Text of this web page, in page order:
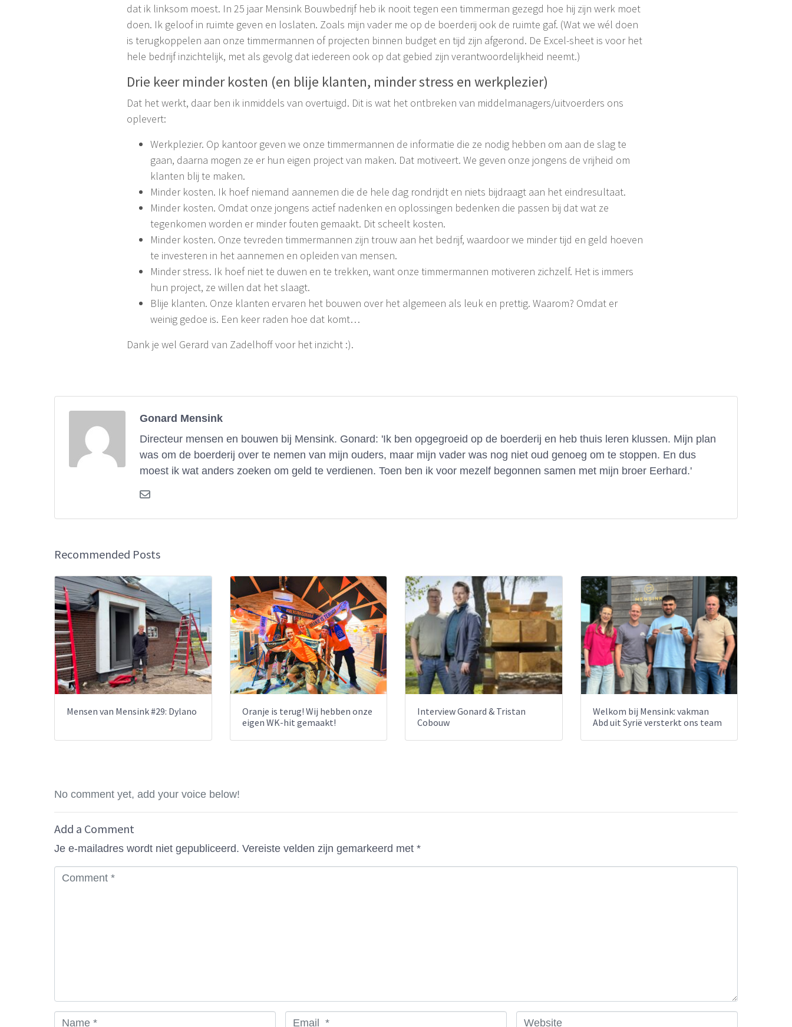
dat ik linksom moest. In 25 jaar Mensink Bouwbedrijf heb ik nooit tegen een timmerman gezegd hoe hij zijn werk moet
doen. Ik geloof in ruimte geven en loslaten. Zoals mijn vader me op de boerderij ook de ruimte gaf. (Wat we wél doen
is terugkoppelen aan onze timmermannen of projecten binnen budget en tijd zijn afgerond. De Excel-sheet is voor het
hele bedrijf inzichtelijk, met als gevolg dat iedereen ook op dat gebied zijn verantwoordelijkheid neemt.)
Drie keer minder kosten (en blije klanten, minder stress en werkplezier)
Dat het werkt, daar ben ik inmiddels van overtuigd. Dit is wat het ontbreken van middelmanagers/uitvoerders ons
oplevert:
Werkplezier. Op kantoor geven we onze timmermannen de informatie die ze nodig hebben om aan de slag te
gaan, daarna mogen ze er hun eigen project van maken. Dat motiveert. We geven onze jongens de vrijheid om
klanten blij te maken.
Minder kosten. Ik hoef niemand aannemen die de hele dag rondrijdt en niets bijdraagt aan het eindresultaat.
Minder kosten. Omdat onze jongens actief nadenken en oplossingen bedenken die passen bij dat wat ze
tegenkomen worden er minder fouten gemaakt. Dit scheelt kosten.
Minder kosten. Onze tevreden timmermannen zijn trouw aan het bedrijf, waardoor we minder tijd en geld hoeven
te investeren in het aannemen en opleiden van mensen.
Minder stress. Ik hoef niet te duwen en te trekken, want onze timmermannen motiveren zichzelf. Het is immers
hun project, ze willen dat het slaagt.
Blije klanten. Onze klanten ervaren het bouwen over het algemeen als leuk en prettig. Waarom? Omdat er
weinig gedoe is. Een keer raden hoe dat komt…
Dank je wel Gerard van Zadelhoff voor het inzicht :).
Gonard Mensink
Directeur mensen en bouwen bij Mensink. Gonard: 'Ik ben opgegroeid op de boerderij en heb thuis leren klussen. Mijn plan
was om de boerderij over te nemen van mijn ouders, maar mijn vader was nog niet oud genoeg om te stoppen. En dus
moest ik wat anders zoeken om geld te verdienen. Toen ben ik voor mezelf begonnen samen met mijn broer Eerhard.'
Recommended Posts
Mensen van Mensink #29: Dylano
Oranje is terug! Wij hebben onze
eigen WK-hit gemaakt!
Interview Gonard & Tristan
Cobouw
Welkom bij Mensink: vakman
Abd uit Syrië versterkt ons team
No comment yet, add your voice below!
Add a Comment
Je e-mailadres wordt niet gepubliceerd. Vereiste velden zijn gemarkeerd met *
W